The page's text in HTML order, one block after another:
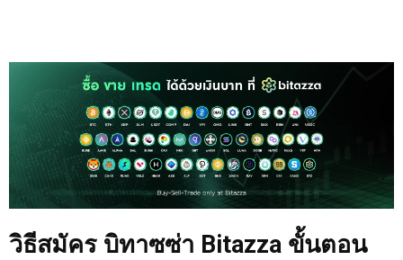
วิธีสมัคร บิทาซซ่า Bitazza ขั้นตอน